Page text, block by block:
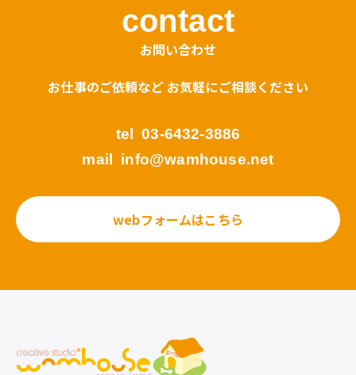
contact
お問い合わせ
お仕事のご依頼など お気軽にご相談ください
tel 03-6432-3886
mail info@wamhouse.net
webフォームはこちら